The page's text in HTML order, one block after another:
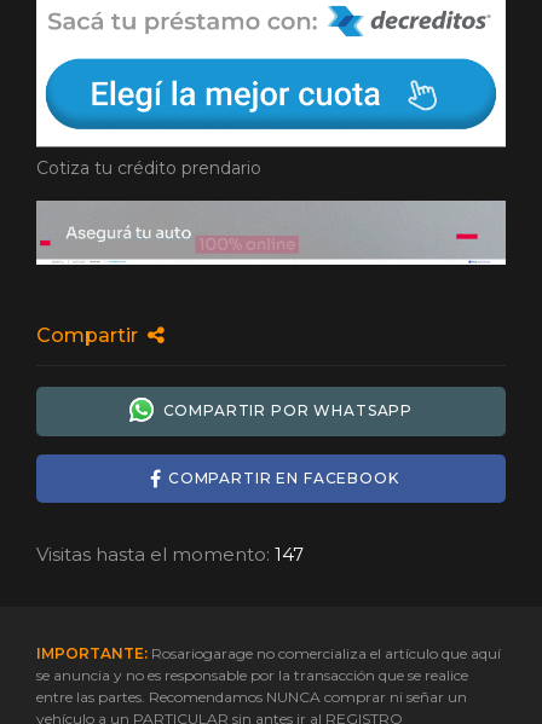
Cotiza tu crédito prendario
Compartir
COMPARTIR POR WHATSAPP
COMPARTIR EN FACEBOOK
Visitas hasta el momento: 147
IMPORTANTE: Rosariogarage no comercializa el artículo que aquí
se anuncia y no es responsable por la transacción que se realice
entre las partes. Recomendamos NUNCA comprar ni señar un
vehículo a un PARTICULAR sin antes ir al REGISTRO